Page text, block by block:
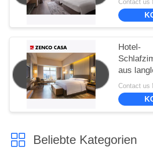
Contact us
Hotel-
aus
Contact us
Beliebte Kategorien